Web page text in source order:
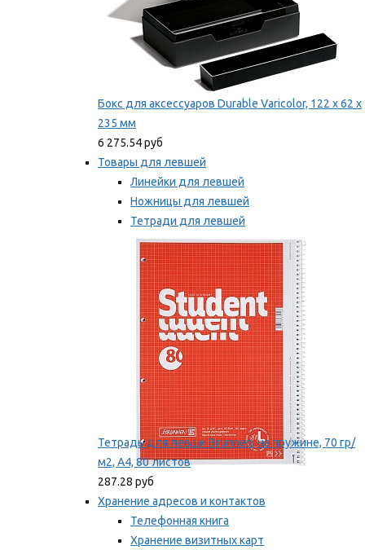
Бокс для аксессуаров Durable Varicolor, 122 x 62 x
235 мм
6 275.54 руб
Товары для левшей
Линейки для левшей
Ножницы для левшей
Тетради для левшей
Точилки для левшей
Мы рекомендуем
Тетрадь для левши Brunnen, на пружине, 70 гр/
м2, А4, 80 листов
287.28 руб
Хранение адресов и контактов
Телефонная книга
Хранение визитных карт